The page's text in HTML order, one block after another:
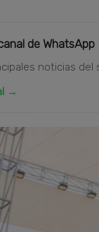
de WhatsApp
noticias
→